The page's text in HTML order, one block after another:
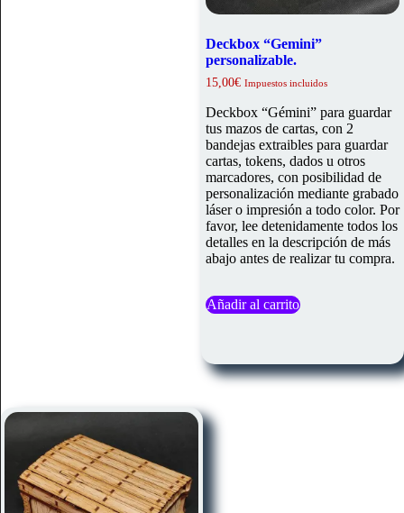
Deckbox “Gemini”
personalizable.
15,00€ Impuestos incluidos
Deckbox “Gémini” para guardar
tus mazos de cartas, con 2
bandejas extraibles para guardar
cartas, tokens, dados u otros
marcadores, con posibilidad de
personalización mediante grabado
láser o impresión a todo color. Por
favor, lee detenidamente todos los
detalles en la descripción de más
abajo antes de realizar tu compra.
Añadir al carrito